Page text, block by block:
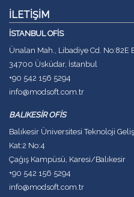
İLETİŞİM
İSTANBUL OFİS
Ünalan Mah., Libadiye Cd. No:82E
34700 Üsküdar, İstanbul
+90 542 156 5294
info@modsoft.com.tr
BALIKESİR OFİS
Balıkesir Üniversitesi Teknoloji
Kat:2 No:4
Çağış Kampüsü, Karesi/Balıkesir
+90 542 156 5294
info@modsoft.com.tr